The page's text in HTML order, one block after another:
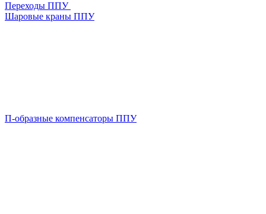
Переходы ППУ
Шаровые краны ППУ
П-образные компенсаторы ППУ